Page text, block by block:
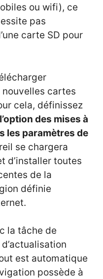
ou wifi), ce
pas
carte SD pour
cartes
cela, définissez
des mises à
les paramètres de
se chargera
d’installer toutes
de la
définie
la tâche de
est automatique
possède à